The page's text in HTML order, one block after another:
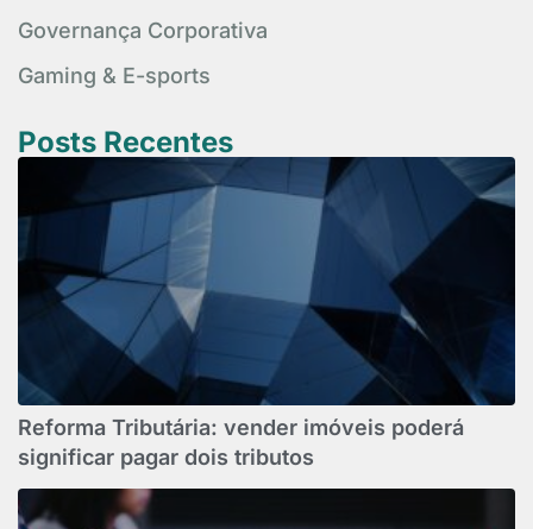
Governança Corporativa
Gaming & E-sports
Posts Recentes
Reforma Tributária: vender imóveis poderá
significar pagar dois tributos